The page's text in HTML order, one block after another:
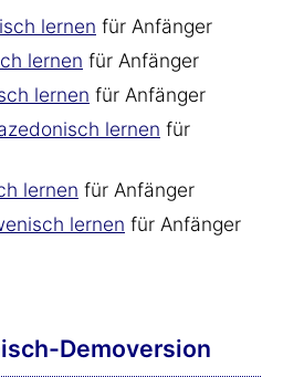
lernen für Anfänger
lernen für Anfänger
lernen für Anfänger
lernen für
lernen für Anfänger
lernen für Anfänger
Demoversion